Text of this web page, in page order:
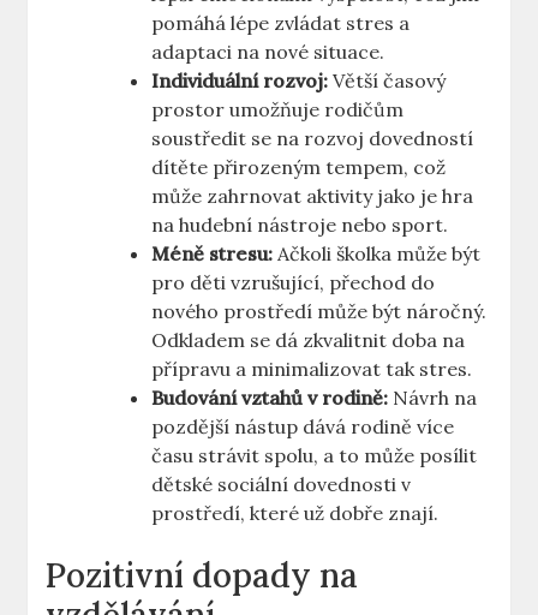
pomáhá lépe zvládat stres a
adaptaci na nové situace.
Individuální rozvoj: Větší časový
prostor umožňuje rodičům
soustředit se na rozvoj dovedností
dítěte přirozeným tempem, což
může zahrnovat aktivity jako je hra
na hudební nástroje nebo sport.
Méně stresu: Ačkoli školka může být
pro děti vzrušující, přechod do
nového prostředí může být náročný.
Odkladem se dá zkvalitnit doba na
přípravu a minimalizovat tak stres.
Budování vztahů v rodině: Návrh na
pozdější nástup dává rodině více
času strávit spolu, a to může posílit
dětské sociální dovednosti v
prostředí, které už dobře znají.
Pozitivní dopady na